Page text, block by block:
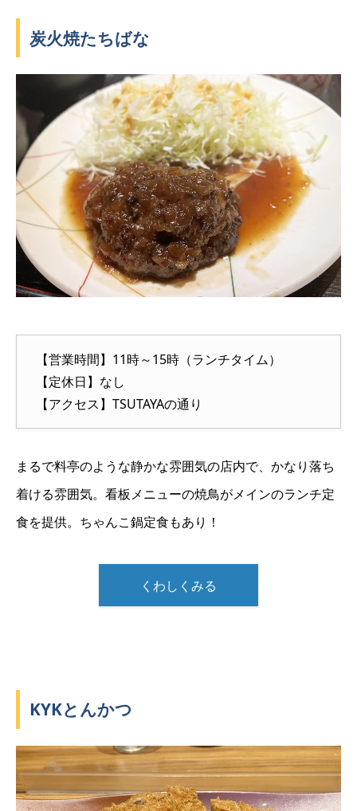
炭火焼たちばな
【営業時間】11時～15時（ランチタイム）
【定休日】なし
【アクセス】TSUTAYAの通り
まるで料亭のような静かな雰囲気の店内で、かなり落ち
着ける雰囲気。看板メニューの焼鳥がメインのランチ定
食を提供。ちゃんこ鍋定食もあり！
くわしくみる
KYKとんかつ